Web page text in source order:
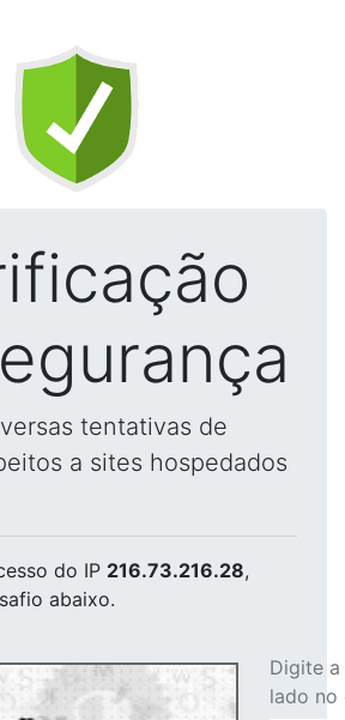
tentativas de
a sites hospedados
do IP 216.73.216.28,
abaixo.
Digite
lado no